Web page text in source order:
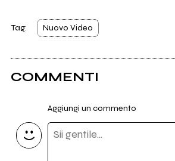
Tag: Nuovo Video
COMMENTI
Aggiungi un commento